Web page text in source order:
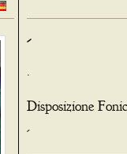
-
.
Disposizione
-